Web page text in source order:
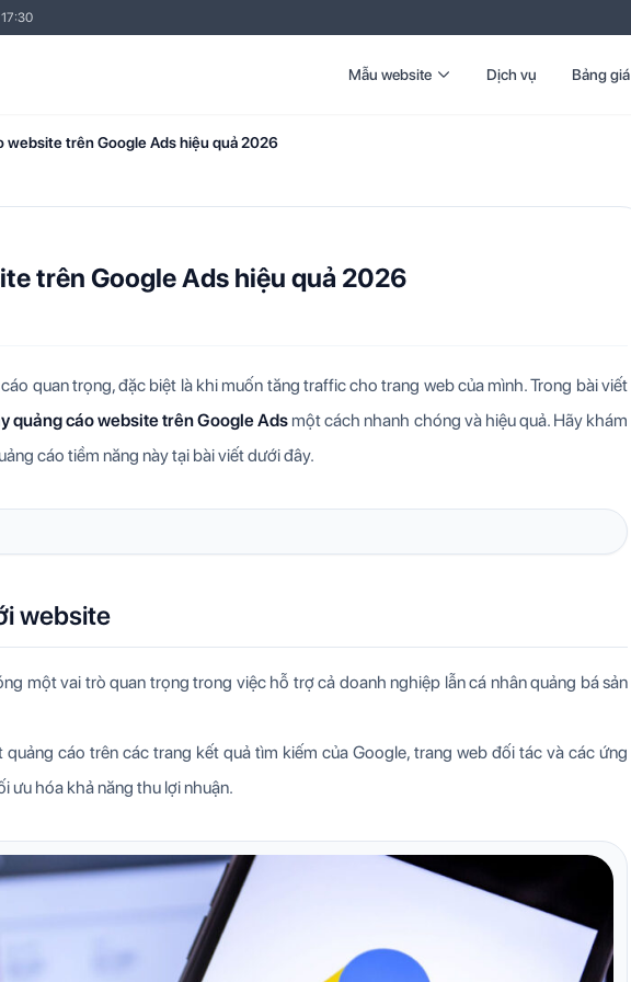
Mẫu website Dịch vụ Bảng giá
website trên Google Ads hiệu quả 2026
trên Google Ads hiệu quả 2026
quan trọng, đặc biệt là khi muốn tăng traffic cho trang web của mình. Trong bài viết
quảng cáo website trên Google Ads một cách nhanh chóng và hiệu quả. Hãy khám
cáo tiềm năng này tại bài viết dưới đây.
website
một vai trò quan trọng trong việc hỗ trợ cả doanh nghiệp lẫn cá nhân quảng bá sản
cáo trên các trang kết quả tìm kiếm của Google, trang web đối tác và các ứng
ưu hóa khả năng thu lợi nhuận.